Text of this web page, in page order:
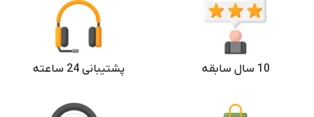
10 سال سابقه پشتیبانی 24 ساعته